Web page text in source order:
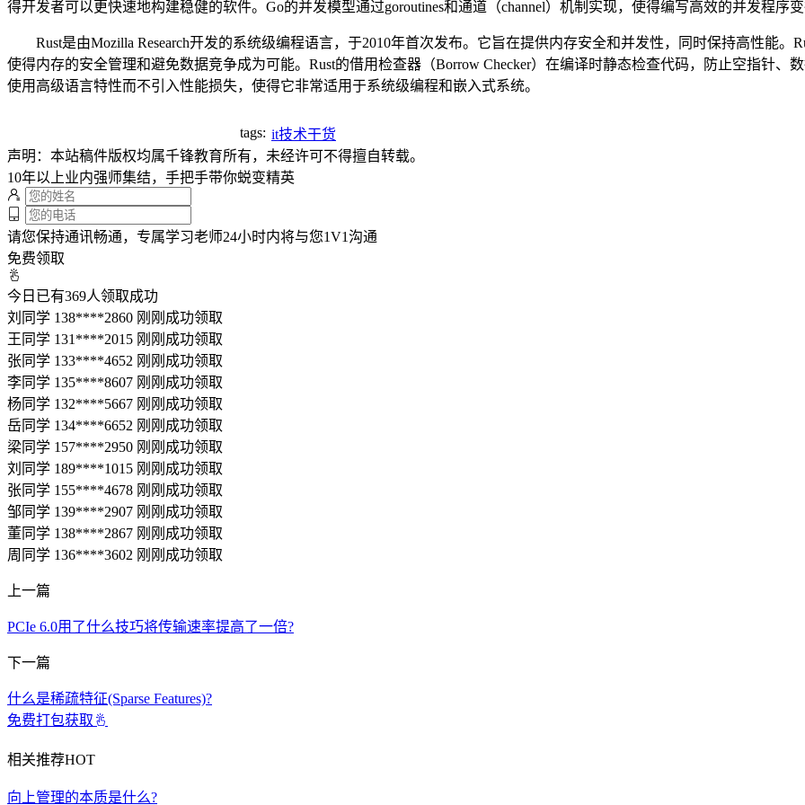
得开发者可以更快速地构建稳健的软件。Go的并发模型通过goroutines和通道（channel）机制实现，使得编写高效的并发程序
Rust是由Mozilla Research开发的系统级编程语言，于2010年首次发布。它旨在提供内存安全和并发性，同时保持高性能。
使得内存的安全管理和避免数据竞争成为可能。Rust的借用检查器（Borrow Checker）在编译时静态检查代码，防止空指针、
使用高级语言特性而不引入性能损失，使得它非常适用于系统级编程和嵌入式系统。
tags: it技术干货
声明：本站稿件版权均属千锋教育所有，未经许可不得擅自转载。
10年以上业内强师集结，手把手带你蜕变精英
请您保持通讯畅通，专属学习老师24小时内将与您1V1沟通
免费领取
今日已有369人领取成功
刘同学 138****2860 刚刚成功领取
王同学 131****2015 刚刚成功领取
张同学 133****4652 刚刚成功领取
李同学 135****8607 刚刚成功领取
杨同学 132****5667 刚刚成功领取
岳同学 134****6652 刚刚成功领取
梁同学 157****2950 刚刚成功领取
刘同学 189****1015 刚刚成功领取
张同学 155****4678 刚刚成功领取
邹同学 139****2907 刚刚成功领取
董同学 138****2867 刚刚成功领取
周同学 136****3602 刚刚成功领取
上一篇
PCIe 6.0用了什么技巧将传输速率提高了一倍?
下一篇
什么是稀疏特征(Sparse Features)?
免费打包获取
相关推荐HOT
向上管理的本质是什么?